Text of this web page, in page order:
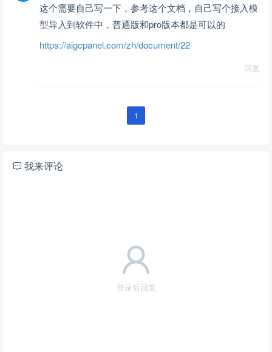
这个需要自己写一下，参考这个文档，自己写个接入模
型导入到软件中，普通版和pro版本都是可以的
https://aigcpanel.com/zh/document/22
回复
1
我来评论
登录后回复